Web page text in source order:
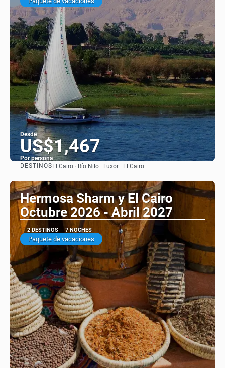
Desde
US$1,467
Por persona
DESTINOSEl Cairo · Río Nilo · Luxor · El Cairo
Hermosa Sharm y El Cairo
Octubre 2026 - Abril 2027
2 DESTINOS 7 NOCHES
Paquete de vacaciones